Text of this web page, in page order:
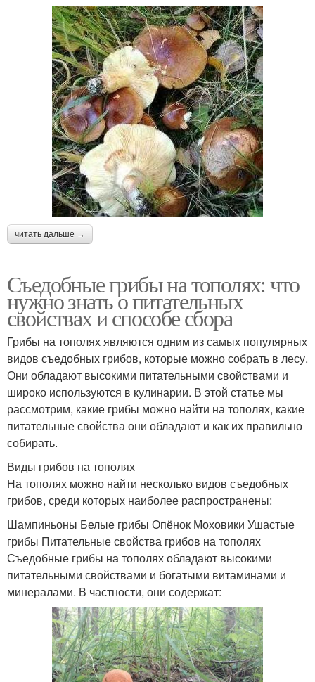
читать дальше →
Съедобные грибы на тополях: что
нужно знать о питательных
свойствах и способе сбора
Грибы на тополях являются одним из самых популярных
видов съедобных грибов, которые можно собрать в лесу.
Они обладают высокими питательными свойствами и
широко используются в кулинарии. В этой статье мы
рассмотрим, какие грибы можно найти на тополях, какие
питательные свойства они обладают и как их правильно
собирать.
Виды грибов на тополях
На тополях можно найти несколько видов съедобных
грибов, среди которых наиболее распространены:
Шампиньоны Белые грибы Опёнок Моховики Ушастые
грибы Питательные свойства грибов на тополях
Съедобные грибы на тополях обладают высокими
питательными свойствами и богатыми витаминами и
минералами. В частности, они содержат: